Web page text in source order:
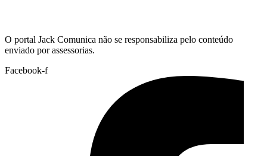
O portal Jack Comunica não se responsabiliza pelo conteúdo
enviado por assessorias.
Facebook-f